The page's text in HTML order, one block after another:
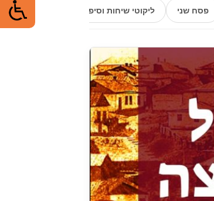
פסח שני ליקוטי שיחות וסיפורים התבודדות